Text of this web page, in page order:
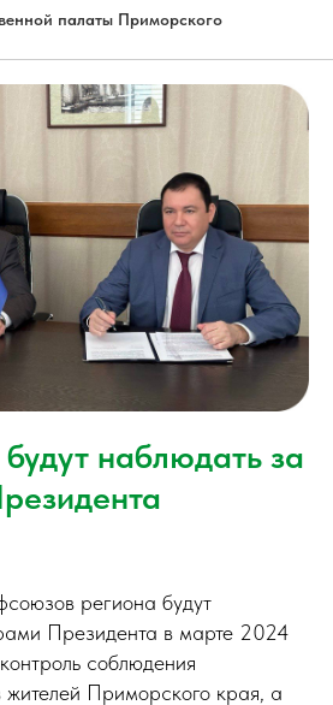
палаты Приморского
наблюдать за
региона будут
Президента в марте 2024
соблюдения
жителей Приморского края, а